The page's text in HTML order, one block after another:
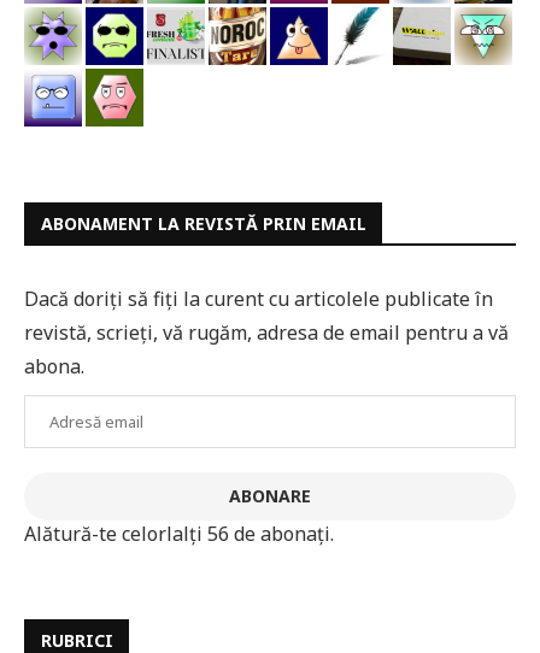
ABONAMENT LA REVISTĂ PRIN EMAIL
Dacă doriți să fiți la curent cu articolele publicate în
revistă, scrieți, vă rugăm, adresa de email pentru a vă
abona.
ABONARE
Alătură-te celorlalți 56 de abonați.
RUBRICI